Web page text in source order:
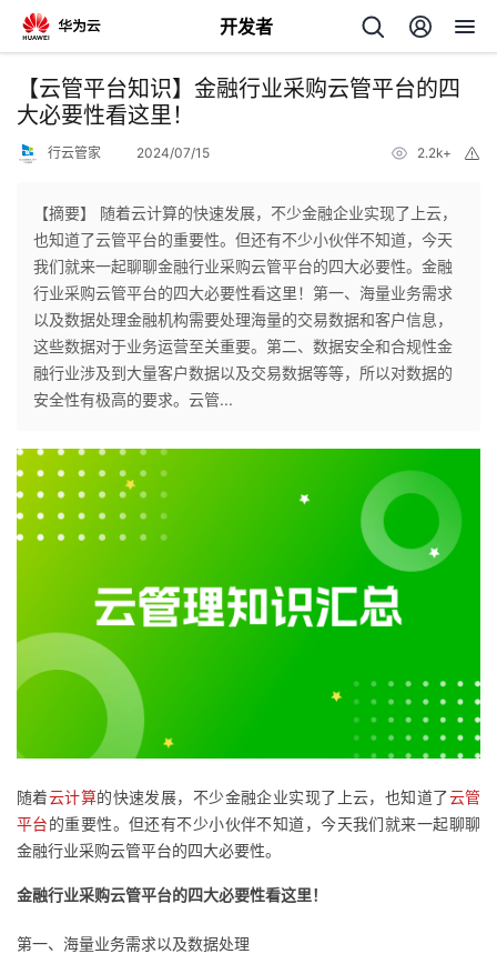
开发者
返
回
个
人
主
我
的
发
者
坛
圈
子
的
直
我
的
我
【云管平台知识】金融行业采购云管平台的四
大必要性看这里！
行云管家 2024/07/15 2.2k+
【摘要】 随着云计算的快速发展，不少金融企业实现了上云，
也知道了云管平台的重要性。但还有不少小伙伴不知道，今天
我们就来一起聊聊金融行业采购云管平台的四大必要性。金融
行业采购云管平台的四大必要性看这里！第一、海量业务需求
以及数据处理金融机构需要处理海量的交易数据和客户信息，
这些数据对于业务运营至关重要。第二、数据安全和合规性金
融行业涉及到大量客户数据以及交易数据等等，所以对数据的
安全性有极高的要求。云管...
随着云计算的快速发展，不少金融企业实现了上云，也知道了云管
平台的重要性。但还有不少小伙伴不知道，今天我们就来一起聊聊
金融行业采购云管平台的四大必要性。
金融行业采购云管平台的四大必要性看这里！
第一、海量业务需求以及数据处理